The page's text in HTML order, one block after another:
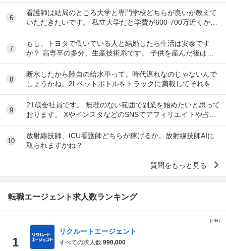
6
看護師は結局のところ大学と専門学校どちらが良いか教えて
いただきたいです。 私立大学だと学費が600-700万近くかか
ることや大学に行っても保健師や助産師の...
7
もし、トヨタで働いている人と結婚したら生活は安泰です
か？ 高専卒の多分、生産技術系です。 子供を産んだ後は、
専業主婦かパートで働きたいです。 トヨタの人と...
8
断水したから陸自の給水車って。時代遅れなのじゃないんで
しょうかね。2Lペットボトルをトラックに満載してそれを一
本づつ配ったら炎熱の中で長い行列をしなくてい...
9
21歳会社員です。 無理のない範囲で副業を始めたいと思って
おります。 XやインスタなどのSNSでアフィリエイトや占い
副業などを耳にし、 自分なりに進めて...
10
放射線技師、ICU看護師どちらが稼げるか。放射線技師AIに
取られますかね？
質問をもっと見る
転職エージェント求人数ランキング
[PR]
1
リクルートエージェント
すべての求人数 990,000